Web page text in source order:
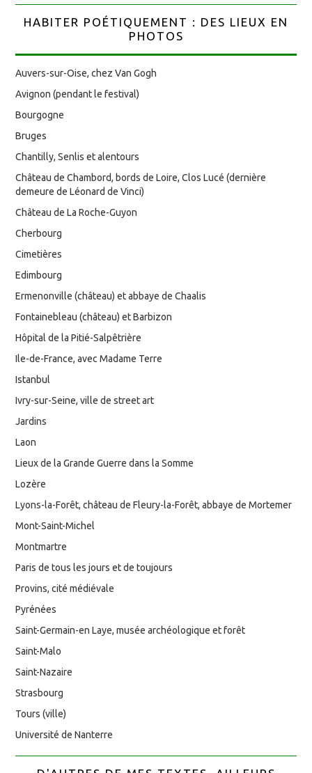
HABITER POÉTIQUEMENT : DES LIEUX EN
PHOTOS
Auvers-sur-Oise, chez Van Gogh
Avignon (pendant le festival)
Bourgogne
Bruges
Chantilly, Senlis et alentours
Château de Chambord, bords de Loire, Clos Lucé (dernière
demeure de Léonard de Vinci)
Château de La Roche-Guyon
Cherbourg
Cimetières
Edimbourg
Ermenonville (château) et abbaye de Chaalis
Fontainebleau (château) et Barbizon
Hôpital de la Pitié-Salpêtrière
Ile-de-France, avec Madame Terre
Istanbul
Ivry-sur-Seine, ville de street art
Jardins
Laon
Lieux de la Grande Guerre dans la Somme
Lozère
Lyons-la-Forêt, château de Fleury-la-Forêt, abbaye de Mortemer
Mont-Saint-Michel
Montmartre
Paris de tous les jours et de toujours
Provins, cité médiévale
Pyrénées
Saint-Germain-en Laye, musée archéologique et forêt
Saint-Malo
Saint-Nazaire
Strasbourg
Tours (ville)
Université de Nanterre